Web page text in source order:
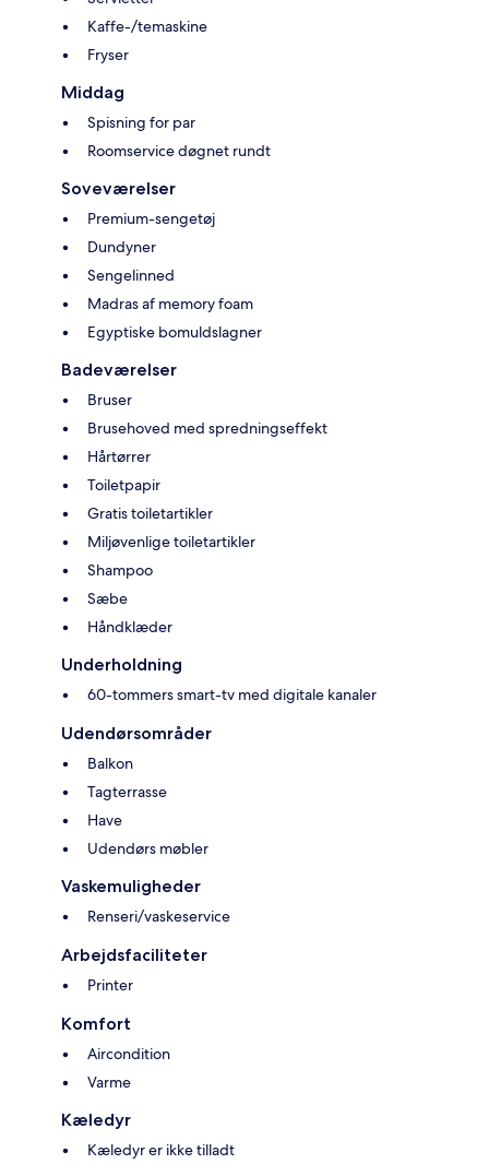
Kaffe-/temaskine
Fryser
Middag
Spisning for par
Roomservice døgnet rundt
Soveværelser
Premium-sengetøj
Dundyner
Sengelinned
Madras af memory foam
Egyptiske bomuldslagner
Badeværelser
Bruser
Brusehoved med spredningseffekt
Hårtørrer
Toiletpapir
Gratis toiletartikler
Miljøvenlige toiletartikler
Shampoo
Sæbe
Håndklæder
Underholdning
60-tommers smart-tv med digitale kanaler
Udendørsområder
Balkon
Tagterrasse
Have
Udendørs møbler
Vaskemuligheder
Renseri/vaskeservice
Arbejdsfaciliteter
Printer
Komfort
Aircondition
Varme
Kæledyr
Kæledyr er ikke tilladt